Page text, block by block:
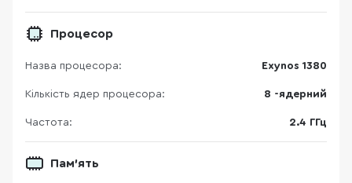
Процесор
Назва процесора: Exynos 1380
Кількість ядер процесора: 8 -ядерний
Частота: 2.4 ГГц
Пам'ять